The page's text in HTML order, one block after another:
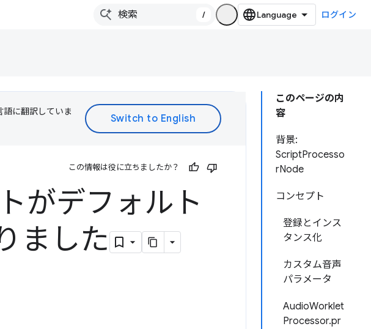
/ ログイン
このページの内
容
背景:
ScriptProcesso
rNode
コンセプト
登録とインス
タンス化
カスタム音声
パラメータ
AudioWorklet
Processor.pr
に翻訳していま
この情報は役に立ちましたか？
がデフォルト
ました